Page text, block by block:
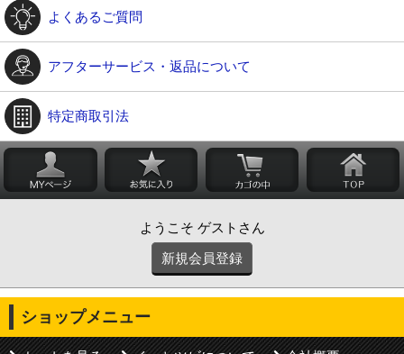
よくあるご質問
アフターサービス・返品について
特定商取引法
ようこそ ゲストさん
新規会員登録
ショップメニュー